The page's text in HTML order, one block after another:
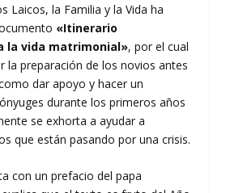
Laicos, la Familia y la Vida ha
«Itinerario
la vida matrimonial», por el cual
la preparación de los novios antes
dar apoyo y hacer un
durante los primeros años
se exhorta a ayudar a
que están pasando por una crisis.
con un prefacio del papa